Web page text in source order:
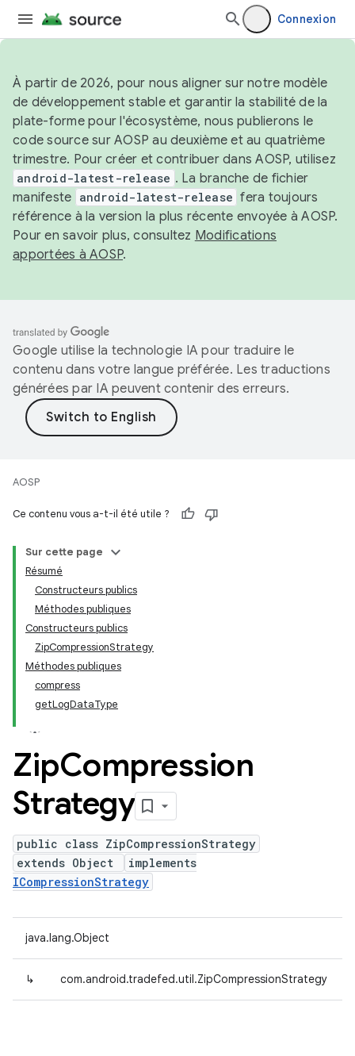
Connexion
À partir de 2026, pour nous aligner sur notre modèle
de développement stable et garantir la stabilité de la
plate-forme pour l'écosystème, nous publierons le
code source sur AOSP au deuxième et au quatrième
trimestre. Pour créer et contribuer dans AOSP, utilisez
android-latest-release . La branche de fichier
manifeste android-latest-release fera toujours
référence à la version la plus récente envoyée à AOSP.
Pour en savoir plus, consultez Modifications
apportées à AOSP.
Google utilise la technologie IA pour traduire le
contenu dans votre langue préférée. Les traductions
générées par IA peuvent contenir des erreurs.
AOSP
Ce contenu vous a-t-il été utile ?
Sur cette page
Résumé
Constructeurs publics
Méthodes publiques
Constructeurs publics
ZipCompressionStrategy
Méthodes publiques
compress
getLogDataType
ZipCompression
Strategy
public class ZipCompressionStrategy
extends Object
implements
ICompressionStrategy
java.lang.Object
↳ com.android.tradefed.util.ZipCompressionStrategy